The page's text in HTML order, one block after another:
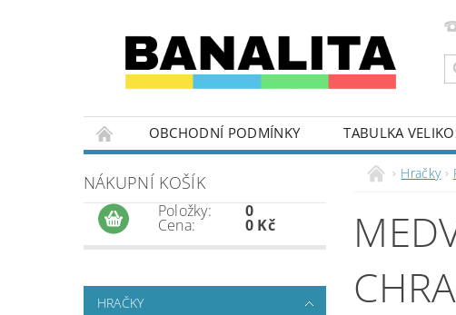
OBCHODNÍ PODMÍNKY TABULKA
NÁKUPNÍ KOŠÍK
Položky:
Cena:
0
0 Kč
HRAČKY
Hračky